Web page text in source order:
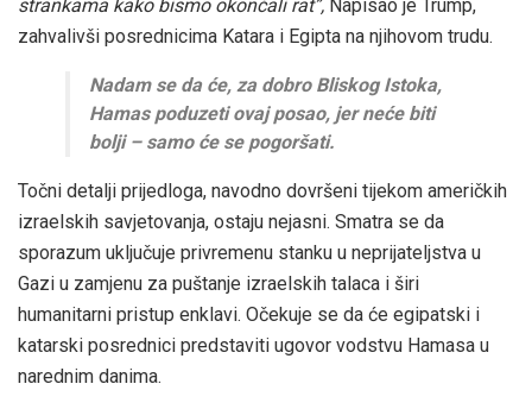
strankama kako bismo okončali rat”, Napisao je Trump,
zahvalivši posrednicima Katara i Egipta na njihovom trudu.
Nadam se da će, za dobro Bliskog Istoka,
Hamas poduzeti ovaj posao, jer neće biti
bolji – samo će se pogoršati.
Točni detalji prijedloga, navodno dovršeni tijekom američkih
izraelskih savjetovanja, ostaju nejasni. Smatra se da
sporazum uključuje privremenu stanku u neprijateljstva u
Gazi u zamjenu za puštanje izraelskih talaca i širi
humanitarni pristup enklavi. Očekuje se da će egipatski i
katarski posrednici predstaviti ugovor vodstvu Hamasa u
narednim danima.